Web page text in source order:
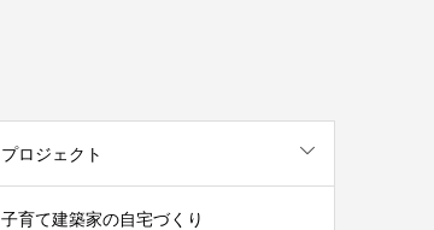
プロジェクト
子育て建築家の自宅づくり